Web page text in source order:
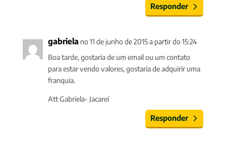
Responder
gabriela no 11 de junho de 2015 a partir do 15:24
Boa tarde, gostaria de um email ou um contato
para estar vendo valores, gostaria de adquirir uma
franquia.
Att Gabriela- Jacareí
Responder